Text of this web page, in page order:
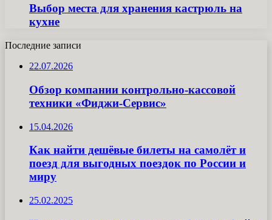
Выбор места для хранения кастрюль на
кухне
Последние записи
22.07.2026
Обзор компании контрольно-кассовой
техники «Фиджи-Сервис»
15.04.2026
Как найти дешёвые билеты на самолёт и
поезд для выгодных поездок по России и
миру
25.02.2025